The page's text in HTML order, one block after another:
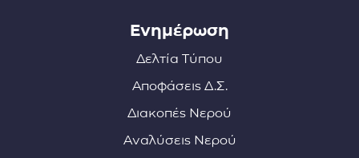
Ενημέρωση
Δελτία Τύπου
Αποφάσεις Δ.Σ.
Διακοπές Νερού
Αναλύσεις Νερού